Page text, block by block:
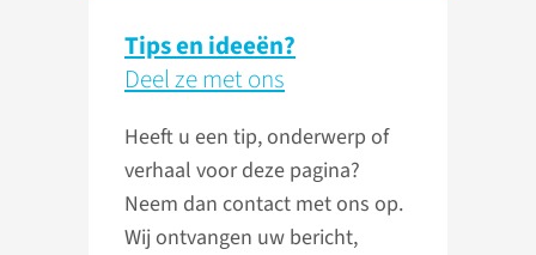
Tips en ideeën?
Deel ze met ons
Heeft u een tip, onderwerp of
verhaal voor deze pagina?
Neem dan contact met ons op.
Wij ontvangen uw bericht,